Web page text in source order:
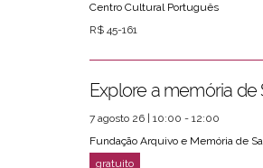
Centro Cultural Português
R$ 45-161
Explore a memória de
7 agosto 26 | 10:00 - 12:00